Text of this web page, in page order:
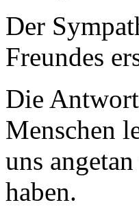
Der
Freundes
Die
Menschen
uns
haben.